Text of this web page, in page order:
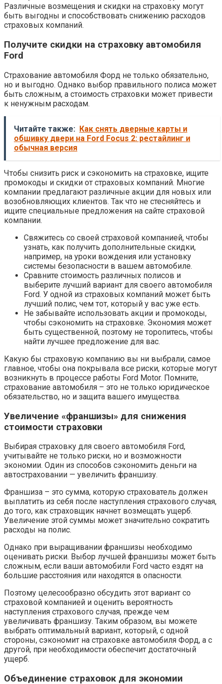
Различные возмещения и скидки на страховку могут
быть выгодны и способствовать снижению расходов
страховых компаний.
Получите скидки на страховку автомобиля
Ford
Страхование автомобиля Форд не только обязательно,
но и выгодно. Однако выбор правильного полиса может
быть сложным, а стоимость страховки может привести
к ненужным расходам.
Читайте также: Как снять дверные карты и
обшивку двери на Ford Focus 2: рестайлинг и
обычная версия
Чтобы снизить риск и сэкономить на страховке, ищите
промокоды и скидки от страховых компаний. Многие
компании предлагают различные акции для новых или
возобновляющих клиентов. Так что не стесняйтесь и
ищите специальные предложения на сайте страховой
компании.
Свяжитесь со своей страховой компанией, чтобы
узнать, как получить дополнительные скидки,
например, на уроки вождения или установку
системы безопасности в вашем автомобиле.
Сравните стоимость различных полисов и
выберите лучший вариант для своего автомобиля
Ford. У одной из страховых компаний может быть
лучший полис, чем тот, который у вас уже есть.
Не забывайте использовать акции и промокоды,
чтобы сэкономить на страховке. Экономия может
быть существенной, поэтому не торопитесь, чтобы
найти лучшее предложение для вас.
Какую бы страховую компанию вы ни выбрали, самое
главное, чтобы она покрывала все риски, которые могут
возникнуть в процессе работы Ford Motor. Помните,
страхование автомобиля – это не только юридическое
обязательство, но и защита вашего имущества.
Увеличение «франшизы» для снижения
стоимости страховки
Выбирая страховку для своего автомобиля Ford,
учитывайте не только риски, но и возможности
экономии. Один из способов сэкономить деньги на
автостраховании — увеличить франшизу.
Франшиза – это сумма, которую страхователь должен
выплатить из себя после наступления страхового случая,
до того, как страховщик начнет возмещать ущерб.
Увеличение этой суммы может значительно сократить
расходы на полис.
Однако при выращивании франшизы необходимо
оценивать риски. Выбор лучшей франшизы может быть
сложным, если ваши автомобили Ford часто ездят на
большие расстояния или находятся в опасности.
Поэтому целесообразно обсудить этот вариант со
страховой компанией и оценить вероятность
наступления страхового случая, прежде чем
увеличивать франшизу. Таким образом, вы можете
выбрать оптимальный вариант, который, с одной
стороны, сэкономит на страховке автомобиля Форд, а с
другой, при необходимости обеспечит достаточный
ущерб.
Объединение страховок для экономии